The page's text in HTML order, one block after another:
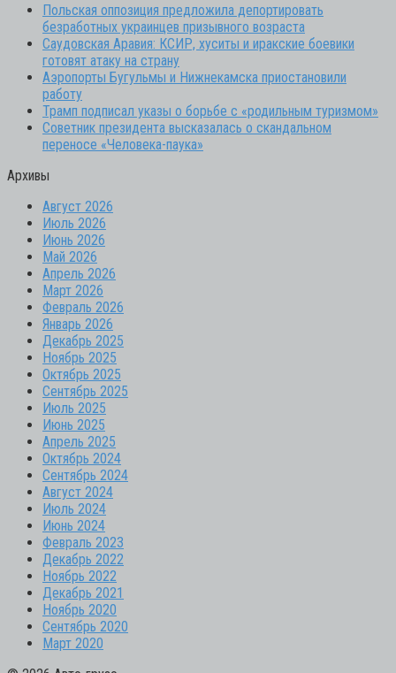
Польская оппозиция предложила депортировать
безработных украинцев призывного возраста
Саудовская Аравия: КСИР, хуситы и иракские боевики
готовят атаку на страну
Аэропорты Бугульмы и Нижнекамска приостановили
работу
Трамп подписал указы о борьбе с «родильным туризмом»
Советник президента высказалась о скандальном
переносе «Человека-паука»
Архивы
Август 2026
Июль 2026
Июнь 2026
Май 2026
Апрель 2026
Март 2026
Февраль 2026
Январь 2026
Декабрь 2025
Ноябрь 2025
Октябрь 2025
Сентябрь 2025
Июль 2025
Июнь 2025
Апрель 2025
Октябрь 2024
Сентябрь 2024
Август 2024
Июль 2024
Июнь 2024
Февраль 2023
Декабрь 2022
Ноябрь 2022
Декабрь 2021
Ноябрь 2020
Сентябрь 2020
Март 2020